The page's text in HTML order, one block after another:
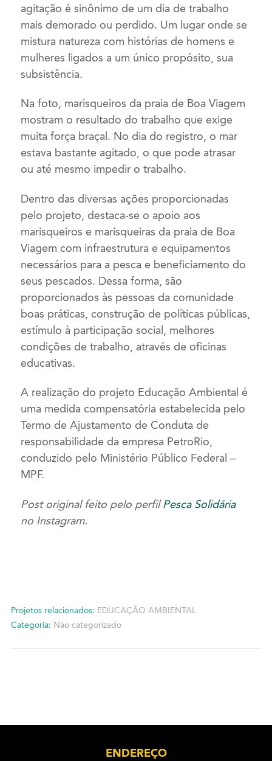
agitação é sinônimo de um dia de trabalho
mais demorado ou perdido. Um lugar onde se
mistura natureza com histórias de homens e
mulheres ligados a um único propósito, sua
subsistência.
Na foto, marisqueiros da praia de Boa Viagem
mostram o resultado do trabalho que exige
muita força braçal. No dia do registro, o mar
estava bastante agitado, o que pode atrasar
ou até mesmo impedir o trabalho.
Dentro das diversas ações proporcionadas
pelo projeto, destaca-se o apoio aos
marisqueiros e marisqueiras da praia de Boa
Viagem com infraestrutura e equipamentos
necessários para a pesca e beneficiamento do
seus pescados. Dessa forma, são
proporcionados às pessoas da comunidade
boas práticas, construção de políticas públicas,
estímulo à participação social, melhores
condições de trabalho, através de oficinas
educativas.
A realização do projeto Educação Ambiental é
uma medida compensatória estabelecida pelo
Termo de Ajustamento de Conduta de
responsabilidade da empresa PetroRio,
conduzido pelo Ministério Público Federal –
MPF.
Post original feito pelo perfilPesca Solidária
no Instagram.
Projetos relacionados: EDUCAÇÃO AMBIENTAL
Categoria: Não categorizado
ENDEREÇO